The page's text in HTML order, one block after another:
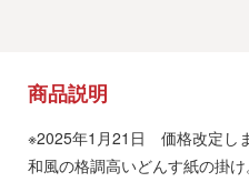
商品説明
※2025年1月21日 価格改定しま
和風の格調高いどんす紙の掛け